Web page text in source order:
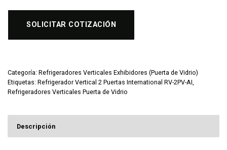
SOLICITAR COTIZACIÓN
Categoría: Refrigeradores Verticales Exhibidores (Puerta de Vidrio)
Etiquetas: Refrigerador Vertical 2 Puertas International RV-2PV-AI,
Refrigeradores Verticales Puerta de Vidrio
Descripción